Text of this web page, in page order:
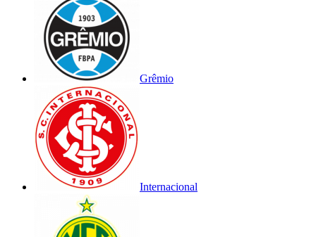
Grêmio
Internacional